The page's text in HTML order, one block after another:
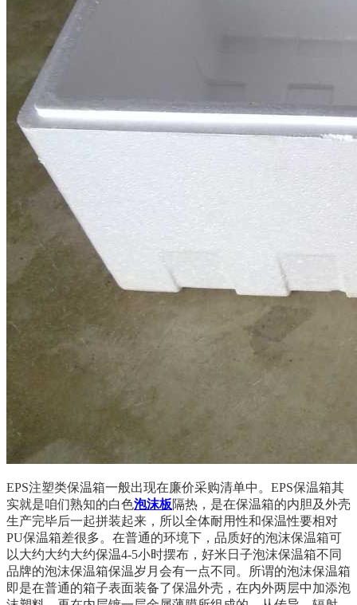
EPS注塑类保温箱一般出现在廉价采购清单中。EPS保温箱其
实就是咱们熟知的白色泡沫板隔热，是在保温箱的内胆及外壳
生产完毕后一起拼装起来，所以全体耐用性和保温性要相对
PU保温箱差很多。在普通的环境下，品质好的泡沫保温箱可
以大约大约大约保温4-5小时摆布，好米日子泡沫保温箱不同
品牌的泡沫保温箱保温岁月会有一点不同。所谓的泡沫保温箱
即是在普通的箱子表面装备了保温外壳，在内外两层中加添泡